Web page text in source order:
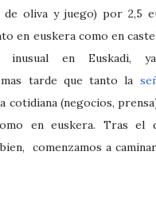
oliva y juego) por 2,5
en euskera como en
inusual en Euskadi,
tarde que tanto la
cotidiana (negocios,
en euskera. Tras el
comenzamos a